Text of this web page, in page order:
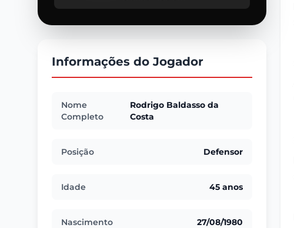
Informações do Jogador
Nome
Completo
Rodrigo Baldasso da
Costa
Posição Defensor
Idade 45 anos
Nascimento 27/08/1980